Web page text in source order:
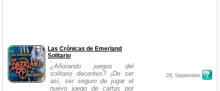
Las Crónicas de Emerland
Solitario
¿Añorando juegos del
solitario decentes? ¡De ser
así, ser seguro de jugar el
nuevo juego de cartas por
28, September